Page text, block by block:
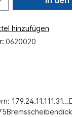
hinzufügen
0620020